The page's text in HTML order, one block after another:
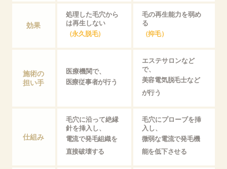
効果
処理した毛穴から
は再生しない
（永久脱毛）
毛の再生能力を弱め
る
（抑毛）
施術の
担い手
医療機関で、
医療従事者が行う
エステサロンなど
で、
美容電気脱毛士など
が行う
仕組み
毛穴に沿って絶縁
針を挿入し、
電流で発毛組織を
直接破壊する
毛穴にプローブを挿
入し、
微弱な電流で発毛機
能を低下させる